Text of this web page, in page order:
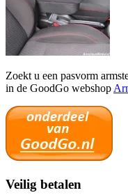
Zoekt u een pasvorm
in de GoodGo webshop
Veilig betalen